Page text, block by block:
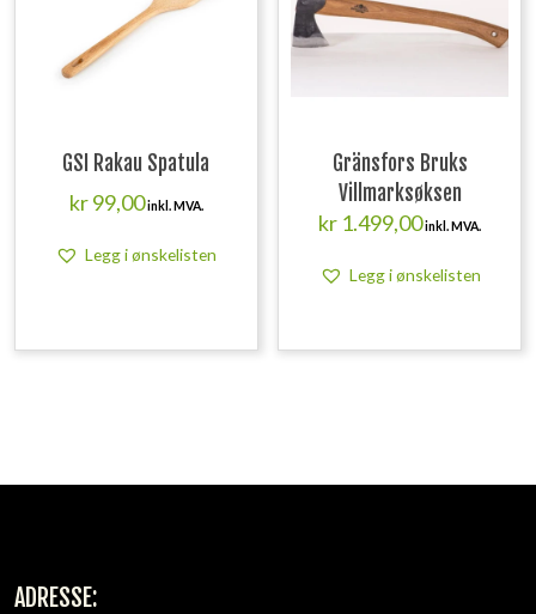
GSI Rakau Spatula
kr99,00inkl. MVA.
Legg i ønskelisten
Gränsfors Bruks
Villmarksøksen
kr 1.499,00inkl. MVA.
Legg i ønskelisten
ADRESSE: